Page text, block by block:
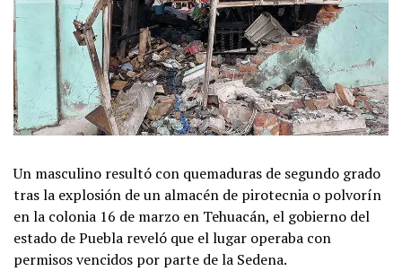
Un masculino resultó con quemaduras de segundo grado
tras la explosión de un almacén de pirotecnia o polvorín
en la colonia 16 de marzo en Tehuacán, el gobierno del
estado de Puebla reveló que el lugar operaba con
permisos vencidos por parte de la Sedena.